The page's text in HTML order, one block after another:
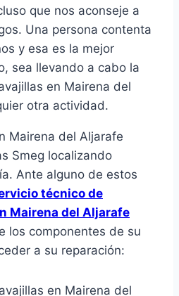
que nos aconseje a
Una persona contenta
y esa es la mejor
sea llevando a cabo la
en Mairena del
otra actividad.
Mairena del Aljarafe
Smeg localizando
Ante alguno de estos
técnico de
Mairena del Aljarafe
los componentes de su
a su reparación: